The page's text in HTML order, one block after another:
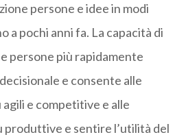
persone e idee in modi
a pochi anni fa. La capacità di
persone più rapidamente
e consente alle
e competitive e alle
produttive e sentire l’utilità del